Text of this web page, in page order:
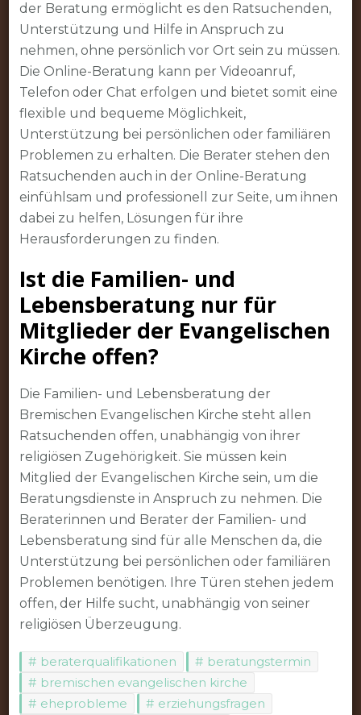
der Beratung ermöglicht es den Ratsuchenden,
Unterstützung und Hilfe in Anspruch zu
nehmen, ohne persönlich vor Ort sein zu müssen.
Die Online-Beratung kann per Videoanruf,
Telefon oder Chat erfolgen und bietet somit eine
flexible und bequeme Möglichkeit,
Unterstützung bei persönlichen oder familiären
Problemen zu erhalten. Die Berater stehen den
Ratsuchenden auch in der Online-Beratung
einfühlsam und professionell zur Seite, um ihnen
dabei zu helfen, Lösungen für ihre
Herausforderungen zu finden.
Ist die Familien- und
Lebensberatung nur für
Mitglieder der Evangelischen
Kirche offen?
Die Familien- und Lebensberatung der
Bremischen Evangelischen Kirche steht allen
Ratsuchenden offen, unabhängig von ihrer
religiösen Zugehörigkeit. Sie müssen kein
Mitglied der Evangelischen Kirche sein, um die
Beratungsdienste in Anspruch zu nehmen. Die
Beraterinnen und Berater der Familien- und
Lebensberatung sind für alle Menschen da, die
Unterstützung bei persönlichen oder familiären
Problemen benötigen. Ihre Türen stehen jedem
offen, der Hilfe sucht, unabhängig von seiner
religiösen Überzeugung.
beraterqualifikationen
beratungstermin
bremischen evangelischen kirche
eheprobleme
erziehungsfragen